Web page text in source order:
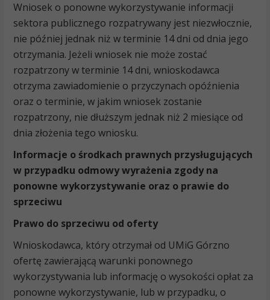
Wniosek o ponowne wykorzystywanie informacji
sektora publicznego rozpatrywany jest niezwłocznie,
nie później jednak niż w terminie 14 dni od dnia jego
otrzymania. Jeżeli wniosek nie może zostać
rozpatrzony w terminie 14 dni, wnioskodawca
otrzyma zawiadomienie o przyczynach opóźnienia
oraz o terminie, w jakim wniosek zostanie
rozpatrzony, nie dłuższym jednak niż 2 miesiące od
dnia złożenia tego wniosku.
Informacje o środkach prawnych przysługujących
w przypadku odmowy wyrażenia zgody na
ponowne wykorzystywanie oraz o prawie do
sprzeciwu
Prawo do sprzeciwu od oferty
Wnioskodawca, który otrzymał od UMiG Górzno
ofertę zawierającą warunki ponownego
wykorzystywania lub informację o wysokości opłat za
ponowne wykorzystywanie, lub w przypadku, o